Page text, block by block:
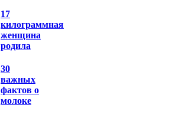
17
килограммная
женщина
родила
30
важных
фактов о
молоке